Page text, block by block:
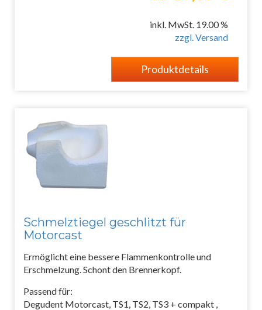
inkl. MwSt. 19.00 %
zzgl. Versand
Produktdetails
Schmelztiegel geschlitzt für
Motorcast
Ermöglicht eine bessere Flammenkontrolle und
Erschmelzung. Schont den Brennerkopf.
Passend für:
Degudent Motorcast, TS1, TS2, TS3 + compakt ,